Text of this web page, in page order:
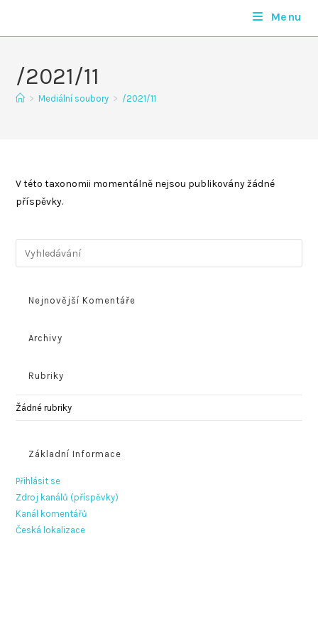
Menu
/2021/11
> Mediální soubory > /2021/11
V této taxonomii momentálně nejsou publikovány žádné
příspěvky.
Nejnovější Komentáře
Archivy
Rubriky
Žádné rubriky
Základní Informace
Přihlásit se
Zdroj kanálů (příspěvky)
Kanál komentářů
Česká lokalizace